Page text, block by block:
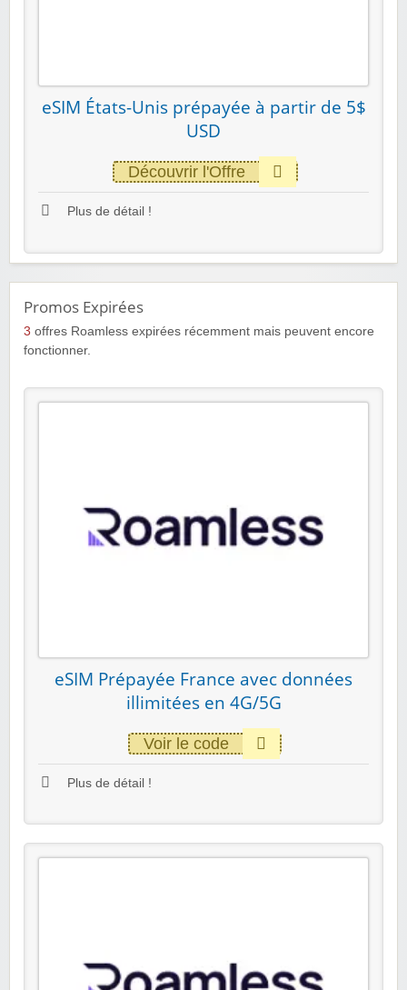
eSIM États-Unis prépayée à partir de 5$
USD
Découvrir l'Offre
Plus de détail !
Promos Expirées
3 offres Roamless expirées récemment mais peuvent encore
fonctionner.
eSIM Prépayée France avec données
illimitées en 4G/5G
Voir le code
Plus de détail !